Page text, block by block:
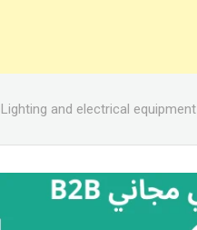
Lighting and electrical equipment